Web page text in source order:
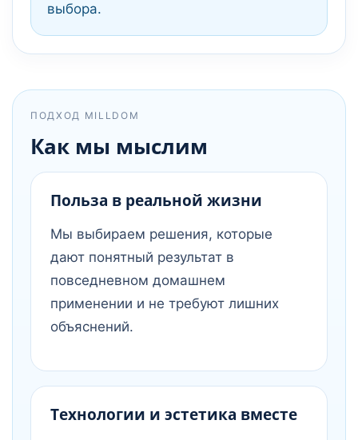
выбора.
ПОДХОД MILLDOM
Как мы мыслим
Польза в реальной жизни
Мы выбираем решения, которые
дают понятный результат в
повседневном домашнем
применении и не требуют лишних
объяснений.
Технологии и эстетика вместе